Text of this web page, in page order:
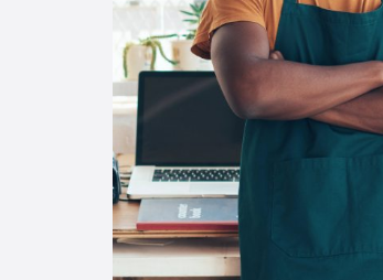
Decisiones
04
Las Reglas De Oro
Para Una Vida
Financiera
Saludable